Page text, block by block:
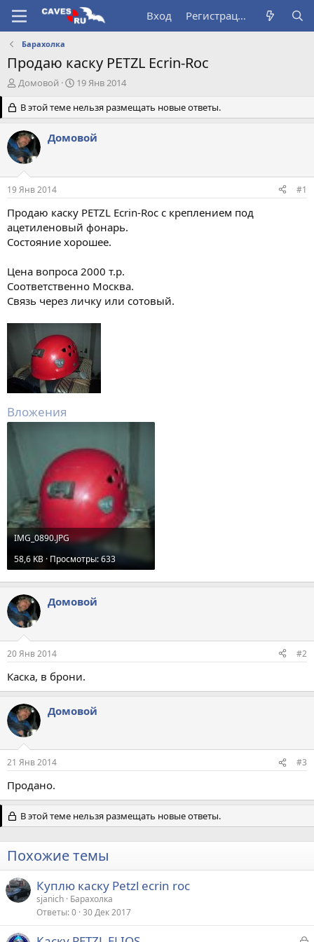
Вход Регистрация
Барахолка
Продаю каску PETZL Ecrin-Roc
А
т
о
р
т
е
м
Домовой
Д
т
а
а
а
19 Янв 2014
В этой теме нельзя размещать новые ответы.
Домовой
19 Янв 2014 #1
Продаю каску PETZL Ecrin-Roc с креплением под
ацетиленовый фонарь.
Состояние хорошее.
Цена вопроса 2000 т.р.
Соответственно Москва.
Связь через личку или сотовый.
Вложения
IMG_0890.JPG
58,6 KB · Просмотры: 633
Домовой
20 Янв 2014 #2
Каска, в брони.
Домовой
21 Янв 2014 #3
Продано.
В этой теме нельзя размещать новые ответы.
Похожие темы
Куплю каску Petzl ecrin roc
sjanich Барахолка
Ответы 0 30 Дек 2017
З